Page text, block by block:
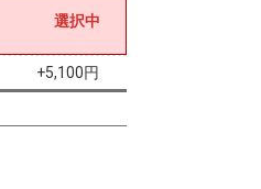
選択中
+5,100円